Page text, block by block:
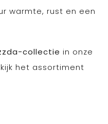
warmte, rust en een
collectie in onze
het assortiment